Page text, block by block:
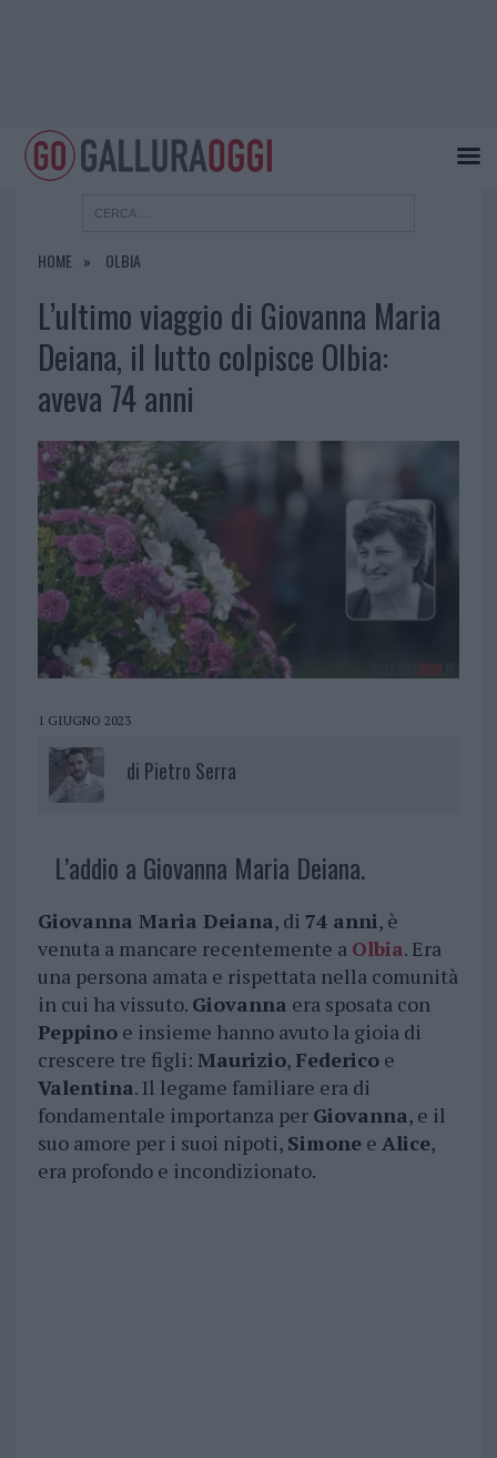
HOME OLBIA
L’ultimo viaggio di Giovanna Maria
Deiana, il lutto colpisce Olbia:
aveva 74 anni
1 GIUGNO 2023
di Pietro Serra
L’addio a Giovanna Maria Deiana.
Giovanna Maria Deiana, di 74 anni, è
venuta a mancare recentemente a Olbia. Era
una persona amata e rispettata nella comunità
in cui ha vissuto. Giovanna era sposata con
Peppinoe insieme hanno avuto la gioia di
crescere tre figli: Maurizio, Federicoe
Valentina. Il legame familiare era di
fondamentale importanza per Giovanna, e il
suo amore per i suoi nipoti, Simonee Alice,
era profondo e incondizionato.